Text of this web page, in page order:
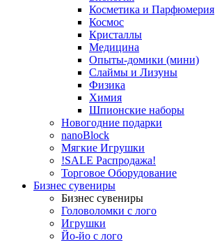
Косметика и Парфюмерия
Космос
Кристаллы
Медицина
Опыты-домики (мини)
Слаймы и Лизуны
Физика
Химия
Шпионские наборы
Новогодние подарки
nanoBlock
Мягкие Игрушки
!SALE Распродажа!
Торговое Оборудование
Бизнес сувениры
Бизнес сувениры
Головоломки с лого
Игрушки
Йо-йо с лого